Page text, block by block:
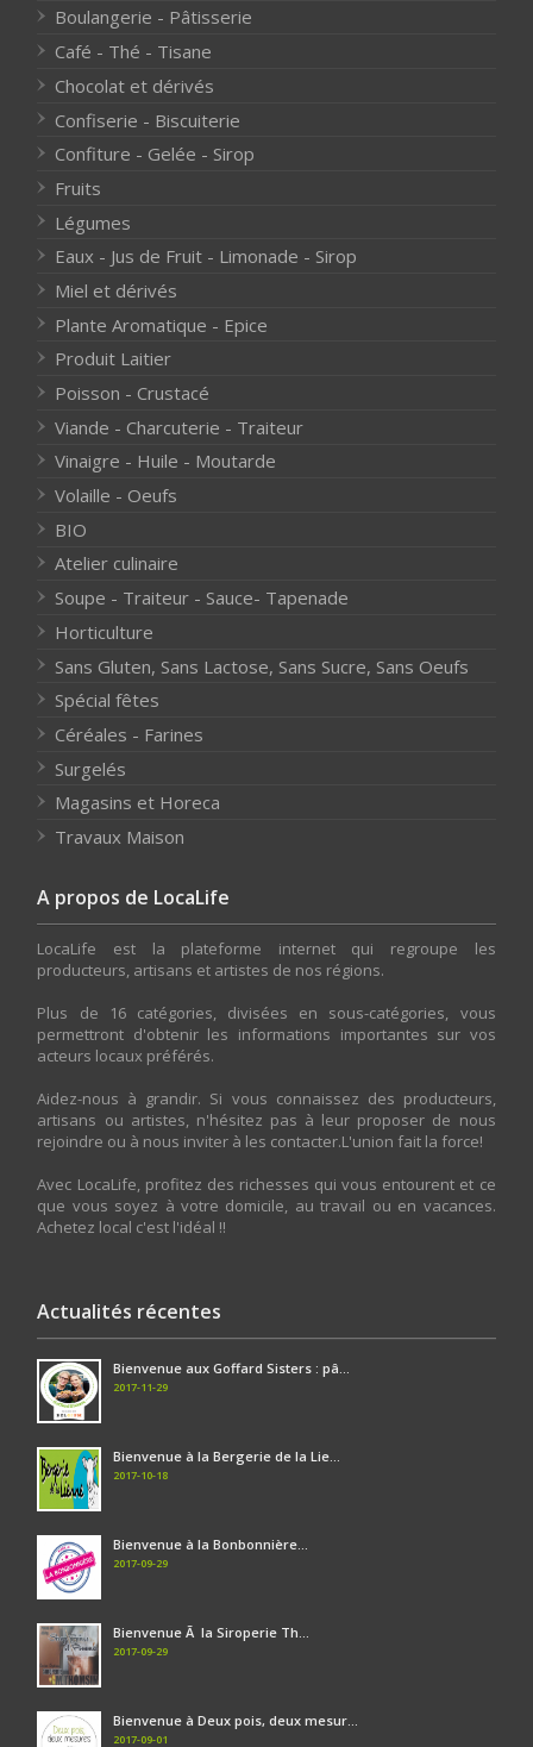
Boulangerie - Pâtisserie
Café - Thé - Tisane
Chocolat et dérivés
Confiserie - Biscuiterie
Confiture - Gelée - Sirop
Fruits
Légumes
Eaux - Jus de Fruit - Limonade - Sirop
Miel et dérivés
Plante Aromatique - Epice
Produit Laitier
Poisson - Crustacé
Viande - Charcuterie - Traiteur
Vinaigre - Huile - Moutarde
Volaille - Oeufs
BIO
Atelier culinaire
Soupe - Traiteur - Sauce- Tapenade
Horticulture
Sans Gluten, Sans Lactose, Sans Sucre, Sans Oeufs
Spécial fêtes
Céréales - Farines
Surgelés
Magasins et Horeca
Travaux Maison
A propos de LocaLife
LocaLife est la plateforme internet qui regroupe les
producteurs, artisans et artistes de nos régions.
Plus de 16 catégories, divisées en sous-catégories, vous
permettront d'obtenir les informations importantes sur vos
acteurs locaux préférés.
Aidez-nous à grandir. Si vous connaissez des producteurs,
artisans ou artistes, n'hésitez pas à leur proposer de nous
rejoindre ou à nous inviter à les contacter.L'union fait la force!
Avec LocaLife, profitez des richesses qui vous entourent et ce
que vous soyez à votre domicile, au travail ou en vacances.
Achetez local c'est l'idéal !!
Actualités récentes
Bienvenue aux Goffard Sisters : pâ...
2017-11-29
Bienvenue à la Bergerie de la Lie...
2017-10-18
Bienvenue à la Bonbonnière...
2017-09-29
Bienvenue Ã la Siroperie Th...
2017-09-29
Bienvenue à Deux pois, deux mesur...
2017-09-01